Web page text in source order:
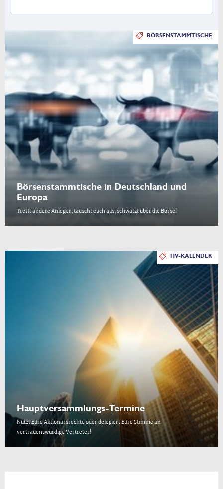
BÖRSENSTAMMTISCHE
Börsenstammtische in Deutschland und
Europa
Trefft andere Anleger, tauscht euch aus, schwatzt über die Börse!
HV-KALENDER
Hauptversammlungs-Termine
Nutzt Eure Aktionärsrechte oder delegiert Eure Stimme an
vertrauenswürdige Vertreter!